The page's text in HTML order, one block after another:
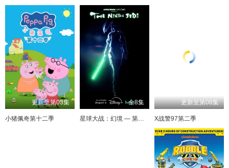
更新至第03集
小猪佩奇第十二季
全8集
星球大战：幻境 — 第九个绝地武士
更新至第08集
X战警97第二季